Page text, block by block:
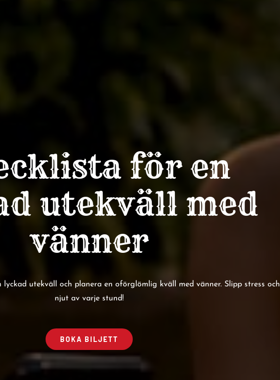
för en
utekväll med
vänner
utekväll och planera en oförglömlig kväll med vänner. Slipp stress och
njut av varje stund!
BOKA BILJETT